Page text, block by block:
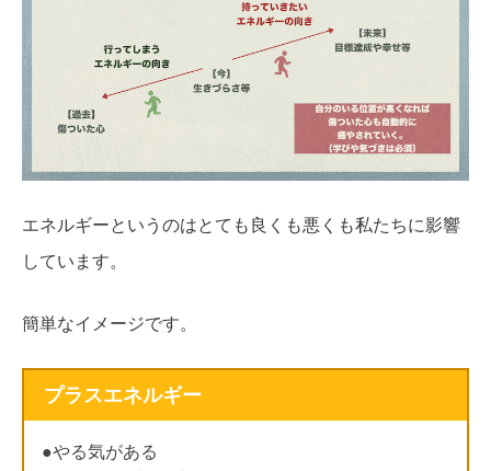
エネルギーというのはとても良くも悪くも私たちに影響
しています。
簡単なイメージです。
プラスエネルギー
●やる気がある